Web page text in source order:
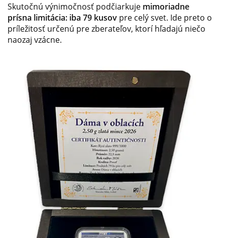
Skutočnú výnimočnosť podčiarkuje mimoriadne
prísna limitácia: iba 79 kusov pre celý svet. Ide preto o
príležitosť určenú pre zberateľov, ktorí hľadajú niečo
naozaj vzácne.